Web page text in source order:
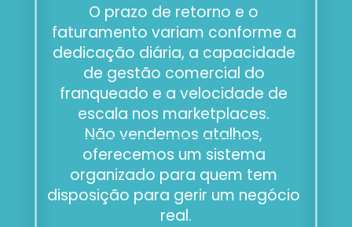
O prazo de retorno e o
faturamento variam conforme a
dedicação diária, a capacidade
de gestão comercial do
franqueado e a velocidade de
escala nos marketplaces.
Não vendemos atalhos,
oferecemos um sistema
organizado para quem tem
disposição para gerir um negócio
real.